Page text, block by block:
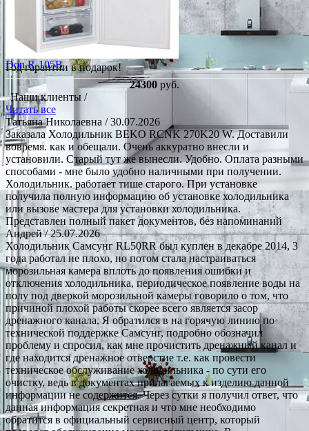
Год гарантии в подарок!
Don R-105B
24300 руб.
Наши клиенты /
Читать все
Татьяна Николаевна / 30.07.2026
Заказала Холодильник BEKO RCNK 270K20 W. Доставили
вовремя. как и обещали. Очень аккуратно внесли и
установили. Старый тут же вынесли. Удобно. Оплата разными
способами - мне было удобно наличными при получении.
Холодильник. работает тише старого. При установке
получила полную информацию об установке холодильника
или вызове мастера для установки холодильника.
Представлен полный пакет документов, без напоминаний
Андрей/ 25.07.2026
Холодильник Самсунг RL50RR был куплен в декабре 2014, 3
года работал не плохо, но потом стала настраиваться
морозильная камера вплоть до появления ошибки и
отключения холодильника, периодическое появление воды на
полу под дверкой морозильной камеры говорило о том, что
причиной плохой работы скорее всего является засор
дренажного канала. Я обратился в на горячую линию по
технической поддержке Самсунг, подробно обозначил
проблему и спросил, как мне прочистить дренажный канал и
где находится дренажное отверстие т.е. как провести
техническое обслуживание холодильника - по сути его
очистку, ведь в документах прилагаемых к изделию данной
информации не содержится. Через сутки я получил ответ, что
данная информация секретная и что мне необходимо
обратится в официальный сервисный центр, который